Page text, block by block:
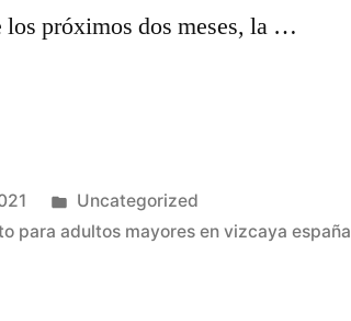
los próximos dos meses, la …
Publicado
en
Uncategorized
para adultos mayores en vizcaya españa